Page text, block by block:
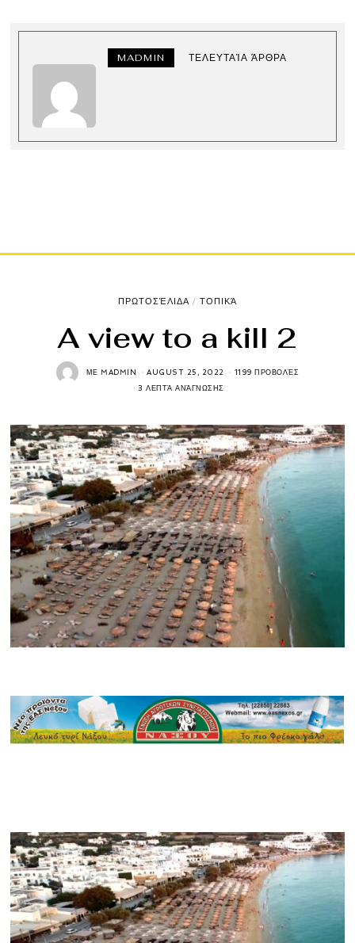
MADMIN ΤΕΛΕΥΤΑΊΑ ΆΡΘΡΑ
ΠΡΩΤΟΣΈΛΙΔΑ / ΤΟΠΙΚΆ
A view to a kill 2
ΜΕMADMIN AUGUST 25, 2022 1199 ΠΡΟΒΟΛΈΣ
3 ΛΕΠΤΆ ΑΝΆΓΝΩΣΗΣ